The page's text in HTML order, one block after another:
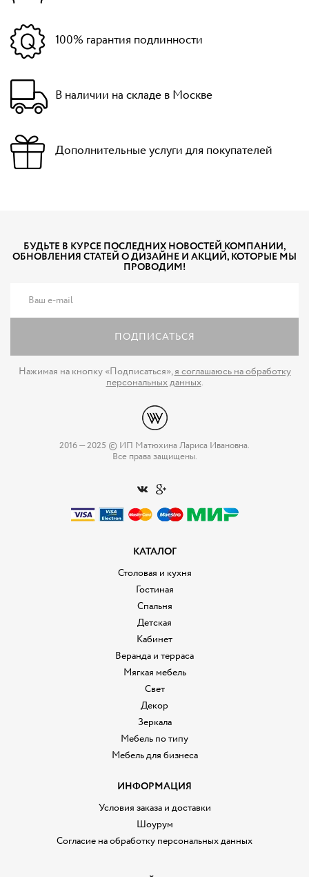
100% гарантия подлинности
В наличии на складе в Москве
Дополнительные услуги для покупателей
БУДЬТЕ В КУРСЕ ПОСЛЕДНИХ НОВОСТЕЙ КОМПАНИИ,
ОБНОВЛЕНИЯ СТАТЕЙ О ДИЗАЙНЕ И АКЦИЙ, КОТОРЫЕ МЫ
ПРОВОДИМ!
ПОДПИСАТЬСЯ
Нажимая на кнопку «Подписаться»,я соглашаюсь на обработку
персональных данных.
2016 — 2025 © ИП Матюхина Лариса Ивановна.
Все права защищены.
КАТАЛОГ
Столовая и кухня
Гостиная
Спальня
Детская
Кабинет
Веранда и терраса
Мягкая мебель
Свет
Декор
Зеркала
Мебель по типу
Мебель для бизнеса
ИНФОРМАЦИЯ
Условия заказа и доставки
Шоурум
Согласие на обработку персональных данных